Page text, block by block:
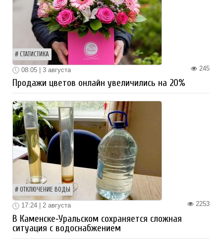
СТАТИСТИКА
245
08:05 | 3 августа
Продажи цветов онлайн увеличились на 20%
ОТКЛЮЧЕНИЕ ВОДЫ
2253
17:24 | 2 августа
В Каменске‑Уральском сохраняется сложная
ситуация с водоснабжением